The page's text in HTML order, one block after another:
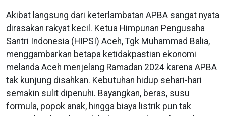
Akibat langsung dari keterlambatan APBA sangat nyata
dirasakan rakyat kecil. Ketua Himpunan Pengusaha
Santri Indonesia (HIPSI) Aceh, Tgk Muhammad Balia,
menggambarkan betapa ketidakpastian ekonomi
melanda Aceh menjelang Ramadan 2024 karena APBA
tak kunjung disahkan. Kebutuhan hidup sehari-hari
semakin sulit dipenuhi. Bayangkan, beras, susu
formula, popok anak, hingga biaya listrik pun tak